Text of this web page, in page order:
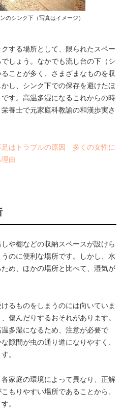
のシンク下（写真はイメージ）
する場所として、限られたスペー
しょう。なかでも流し台の下（シ
ことが多く、さまざまなものを収
し、シンク下での保存を避けたほ
す。高温多湿になるこれからの時
養士で元家庭科教諭の和漢歩実さ
はトラブルの原因 多くの女性に
由
や棚などの収納スペースが設けら
のに便利な場所です。しかし、水
め、ほかの場所と比べて、湿気が
るものをしまうのには向いていま
傷んだりするおそれがあります。
多湿になるため、注意が必要で
隙間が虫の通り道になりやすく、
。
家庭の環境によって異なり、正解
もりやすい場所であることから、
。